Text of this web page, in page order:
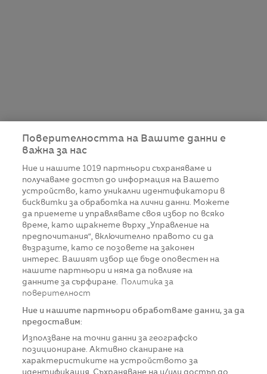
Поверителността на Вашите данни е
важна за нас
Ние и нашите 1019 партньори съхраняваме и
получаваме достъп до информация на Вашето
устройство, като уникални идентификатори в
бисквитки за обработка на лични данни. Можете
да приемете и управлявате своя избор по всяко
време, като щракнете върху „Управление на
предпочитания“, включително правото си да
възразите, като се позовете на законен
интерес. Вашият избор ще бъде оповестен на
нашите партньори и няма да повлияе на
данните за сърфиране.
Политика за
поверителност
Ние и нашите партньори обработваме данни, за да
предоставим:
Използване на точни данни за географско
позициониране. Активно сканиране на
характеристиките на устройството за